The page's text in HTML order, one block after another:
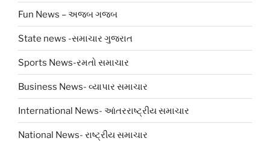
Fun News – અજબ ગજબ
State news -સમાચાર ગુજરાત
Sports News-રમતો સમાચાર
Business News- વ્યાપાર સમાચાર
International News- આંતરરાષ્ટ્રીય સમાચાર
National News- રાષ્ટ્રીય સમાચાર